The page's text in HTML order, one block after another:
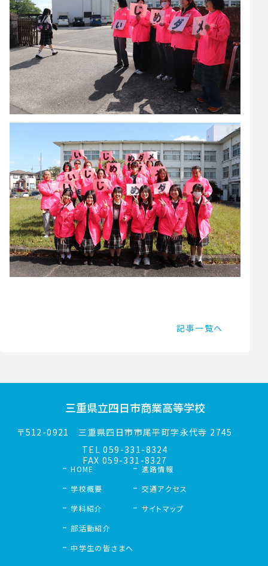
記事一覧へ
三重県立四日市商業高等学校
〒512-0921
三重県四日市市尾平町字永代寺 2745
TEL059-331-8324
FAX 059-331-8327
HOME
学校概要
学科紹介
部活動紹介
中学生の皆さまへ
進路情報
交通アクセス
サイトマップ